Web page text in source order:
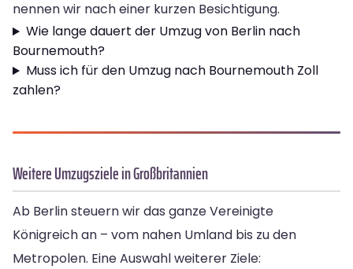
nennen wir nach einer kurzen Besichtigung.
Wie lange dauert der Umzug von Berlin nach
Bournemouth?
Muss ich für den Umzug nach Bournemouth Zoll
zahlen?
Weitere Umzugsziele in Großbritannien
Ab Berlin steuern wir das ganze Vereinigte
Königreich an – vom nahen Umland bis zu den
Metropolen. Eine Auswahl weiterer Ziele: